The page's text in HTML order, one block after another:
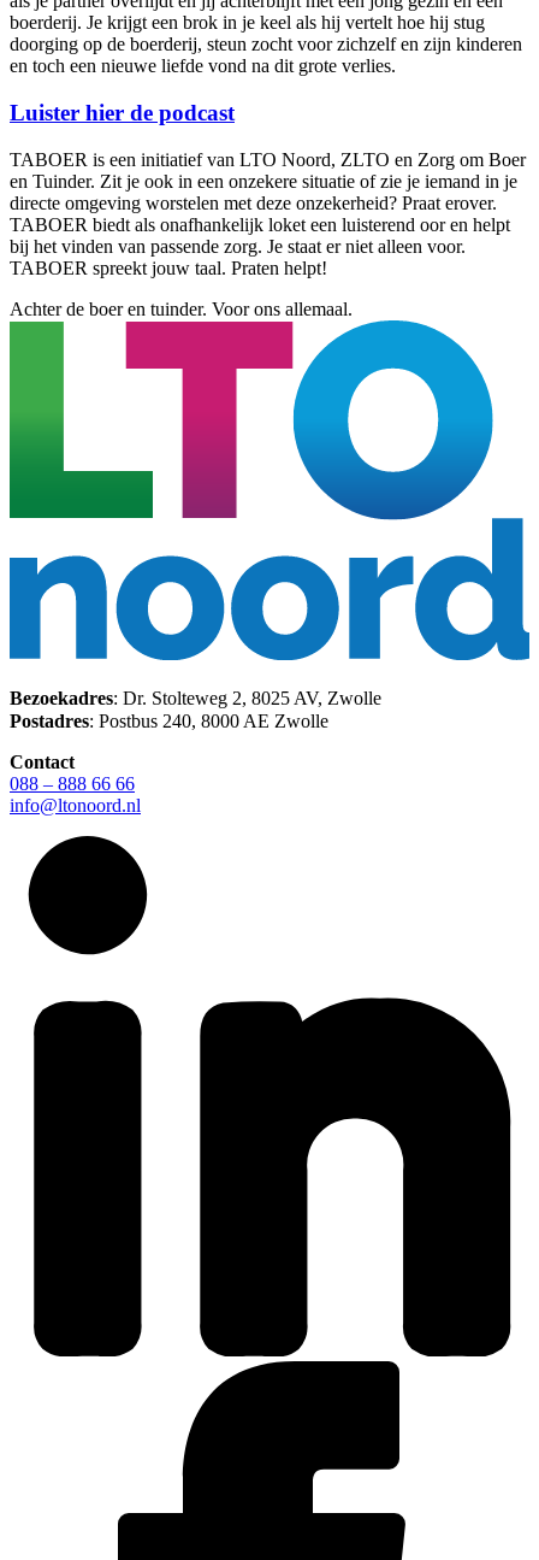
boerderij. Je krijgt een brok in je keel als hij vertelt hoe hij stug
doorging op de boerderij, steun zocht voor zichzelf en zijn kinderen
en toch een nieuwe liefde vond na dit grote verlies.
Luister hier de podcast
TABOER is een initiatief van LTO Noord, ZLTO en Zorg om Boer
en Tuinder. Zit je ook in een onzekere situatie of zie je iemand in je
directe omgeving worstelen met deze onzekerheid? Praat erover.
TABOER biedt als onafhankelijk loket een luisterend oor en helpt
bij het vinden van passende zorg. Je staat er niet alleen voor.
TABOER spreekt jouw taal. Praten helpt!
Achter de boer en tuinder. Voor ons allemaal.
Bezoekadres: Dr. Stolteweg 2, 8025 AV, Zwolle
Postadres: Postbus 240, 8000 AE Zwolle
Contact
088 – 888 66 66
info@ltonoord.nl